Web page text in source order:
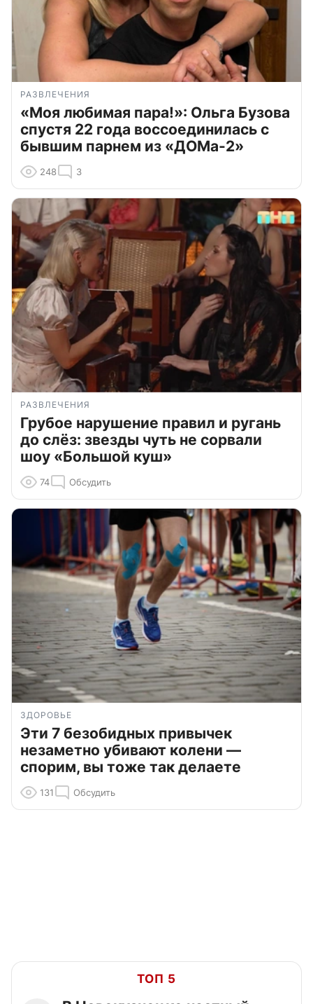
РАЗВЛЕЧЕНИЯ
«Моя любимая пара!»: Ольга Бузова
спустя 22 года воссоединилась с
бывшим парнем из «ДОМа-2»
248 3
РАЗВЛЕЧЕНИЯ
Грубое нарушение правил и ругань
до слёз: звезды чуть не сорвали
шоу «Большой куш»
74 Обсудить
ЗДОРОВЬЕ
Эти 7 безобидных привычек
незаметно убивают колени —
спорим, вы тоже так делаете
131 Обсудить
ТОП 5